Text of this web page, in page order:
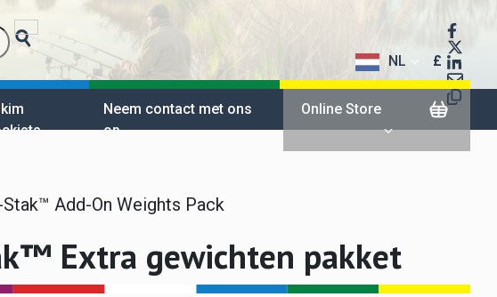
Neem contact met ons
op
Online Store
NL £
€
Add-On Weights Pack
Extra gewichten pakket